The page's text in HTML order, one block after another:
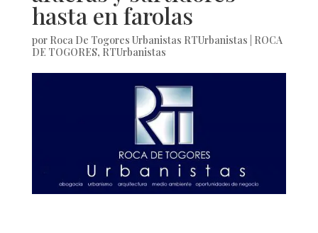
hasta en farolas
por Roca De Togores Urbanistas RTUrbanistas ROCA
DE TOGORES, RTUrbanistas